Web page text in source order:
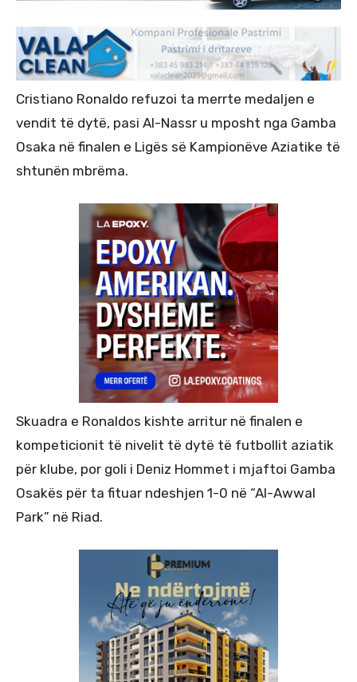
Cristiano Ronaldo refuzoi ta merrte medaljen e
vendit të dytë, pasi Al-Nassr u mposht nga Gamba
Osaka në finalen e Ligës së Kampionëve Aziatike të
shtunën mbrëma.
Skuadra e Ronaldos kishte arritur në finalen e
kompeticionit të nivelit të dytë të futbollit aziatik
për klube, por goli i Deniz Hommet i mjaftoi Gamba
Osakës për ta fituar ndeshjen 1-0 në “Al-Awwal
Park” në Riad.